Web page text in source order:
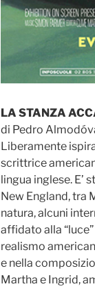
LA STANZA
di Pedro
Liberamente
scrittrice
lingua inglese. E’
New England, tra
natura, alcuni
affidato alla
realismo
e nella
Martha e Ingrid,